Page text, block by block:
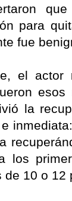
para
fue
el actor
esos
la
los
10 o 12